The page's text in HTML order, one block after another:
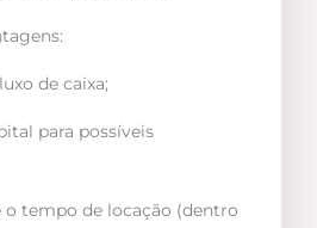
de caixa;
para possíveis
o tempo de locação (dentro